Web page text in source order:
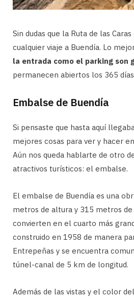
Sin dudas que la Ruta de las
cualquier viaje a Buendía. Lo
la entrada como el parking son
permanecen abiertos los 365
Embalse de Buendía
Si pensaste que hasta aquí
mejores cosas para ver y hacer
Aún nos queda hablarte de otro
atractivos turísticos: el embalse.
El embalse de Buendía es una
metros de altura y 315 metros
convierten en el cuarto más
construido en 1958 de manera
Entrepeñas y se encuentra
túnel-canal de 5 km de longitud.
Además de las vistas y el color